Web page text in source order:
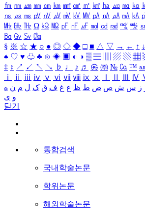
㎙ ㎚ ㎛ ㎜ ㎝ ㎞ ㎟ ㎠ ㎡ ㎢ ㏊ ㎍ ㎎ ㎏
㎱ ㎲ ㎳ ㎴ ㎵ ㎶ ㎷ ㎸ ㎹ ㎀ ㎁ ㎂ ㎃ ㎄
㎒ ㎓ ㎔ Ω ㏀ ㏁ ㎊ ㎋ ㎌ ㏖ ㏅ ㎭ ㎮ ㎯
㏃ ㏉ ㏜ ㏆
§ ※ ☆ ★ ○ ● ◎ ◇ ◆ □ ■ △ ▽ → ← ↑ ↓
♠ ♡ ♥ ♧ ♣ ⊙ ◈ ▣ ◐ ◑ ▒ ▤ ▨ ▧ ▦
‡ ↕ ↗ ↙ ↖ ↘ ♭ ♩ ♪ ♬ ㉿ ㈜ № ㏇ ™
ⅰ
ⅱ ⅲ ⅳ ⅴ ⅵ ⅶ ⅷ ⅸ ⅹ Ⅳ
ز س ش ص ض ط ظ ع غ ف ق ک ل م ن ه
و ی
닫기
통합검색
국내학술논문
학위논문
해외학술논문